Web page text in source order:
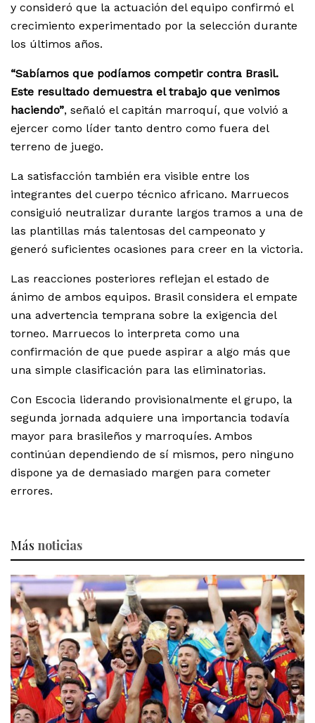
y consideró que la actuación del equipo confirmó el
crecimiento experimentado por la selección durante
los últimos años.
“Sabíamos que podíamos competir contra Brasil.
Este resultado demuestra el trabajo que venimos
haciendo”, señaló el capitán marroquí, que volvió a
ejercer como líder tanto dentro como fuera del
terreno de juego.
La satisfacción también era visible entre los
integrantes del cuerpo técnico africano. Marruecos
consiguió neutralizar durante largos tramos a una de
las plantillas más talentosas del campeonato y
generó suficientes ocasiones para creer en la victoria.
Las reacciones posteriores reflejan el estado de
ánimo de ambos equipos. Brasil considera el empate
una advertencia temprana sobre la exigencia del
torneo. Marruecos lo interpreta como una
confirmación de que puede aspirar a algo más que
una simple clasificación para las eliminatorias.
Con Escocia liderando provisionalmente el grupo, la
segunda jornada adquiere una importancia todavía
mayor para brasileños y marroquíes. Ambos
continúan dependiendo de sí mismos, pero ninguno
dispone ya de demasiado margen para cometer
errores.
Más noticias